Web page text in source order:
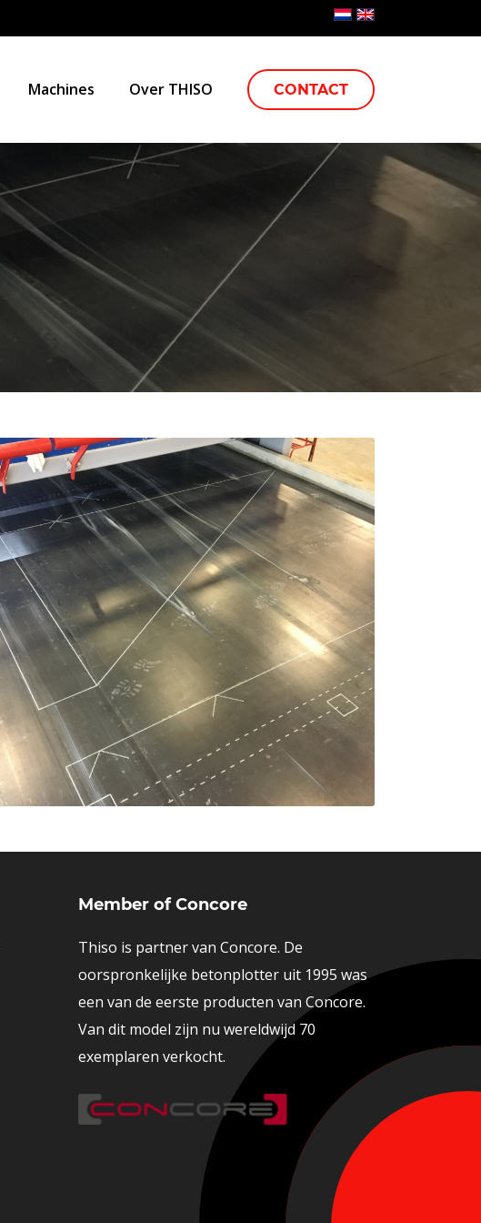
Machines Over THISO CONTACT
Member of Concore
Thiso is partner van Concore. De
oorspronkelijke betonplotter uit 1995 was
een van de eerste producten van Concore.
Van dit model zijn nu wereldwijd 70
exemplaren verkocht.